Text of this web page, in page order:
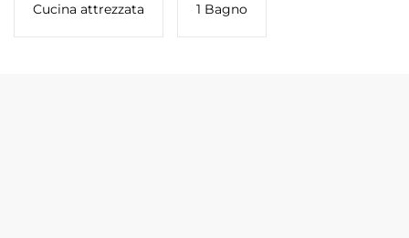
Cucina attrezzata 1 Bagno